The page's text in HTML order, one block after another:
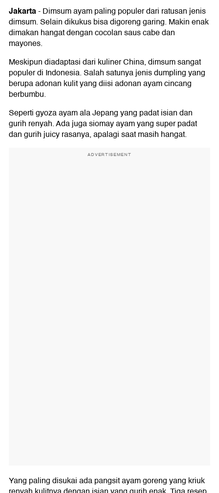
Jakarta-Dimsum ayam paling populer dari ratusan jenis
dimsum. Selain dikukus bisa digoreng garing. Makin enak
dimakan hangat dengan cocolan saus cabe dan
mayones.
Meskipun diadaptasi dari kuliner China, dimsum sangat
populer di Indonesia. Salah satunya jenis dumpling yang
berupa adonan kulit yang diisi adonan ayam cincang
berbumbu.
Seperti gyoza ayam ala Jepang yang padat isian dan
gurih renyah. Ada juga siomay ayam yang super padat
dan gurih juicy rasanya, apalagi saat masih hangat.
ADVERTISEMENT
Yang paling disukai ada pangsit ayam goreng yang kriuk